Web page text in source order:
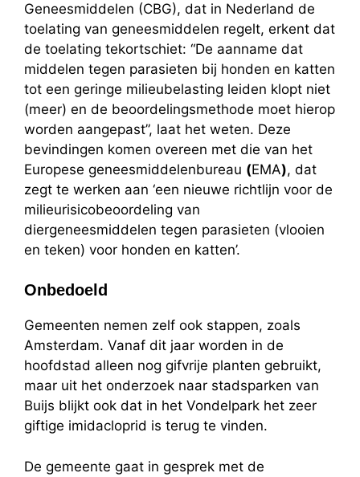
Geneesmiddelen (CBG), dat in Nederland de
toelating van geneesmiddelen regelt, erkent dat
de toelating tekortschiet: “De aanname dat
middelen tegen parasieten bij honden en katten
tot een geringe milieubelasting leiden klopt niet
(meer) en de beoordelingsmethode moet hierop
worden aangepast”, laat het weten. Deze
bevindingen komen overeen met die van het
Europese geneesmiddelenbureau (EMA), dat
zegt te werken aan ‘een nieuwe richtlijn voor de
milieurisicobeoordeling van
diergeneesmiddelen tegen parasieten (vlooien
en teken) voor honden en katten’.
Onbedoeld
Gemeenten nemen zelf ook stappen, zoals
Amsterdam. Vanaf dit jaar worden in de
hoofdstad alleen nog gifvrije planten gebruikt,
maar uit het onderzoek naar stadsparken van
Buijs blijkt ook dat in het Vondelpark het zeer
giftige imidacloprid is terug te vinden.
De gemeente gaat in gesprek met de